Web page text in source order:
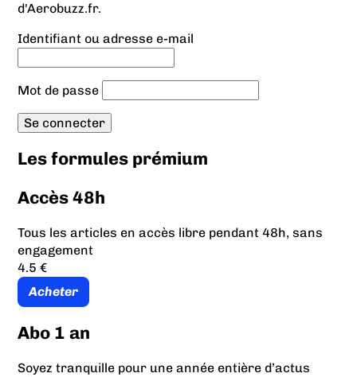
d'Aerobuzz.fr.
Identifiant ou adresse e-mail
Mot de passe
Les formules prémium
Accès 48h
Tous les articles en accès libre pendant 48h, sans
engagement
4.5 €
Acheter
Abo 1 an
Soyez tranquille pour une année entière d’actus